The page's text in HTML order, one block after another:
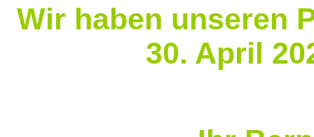
Wir haben unseren
30. April